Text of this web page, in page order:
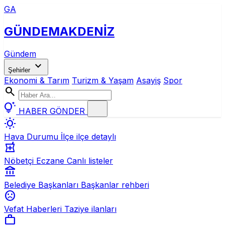
GA
GÜNDEMAKDENİZ
Gündem
Şehirler expand_more
Ekonomi & Tarım Turizm & Yaşam Asayiş Spor
search
tips_and_updates HABER GÖNDER
wb_sunny
Hava Durumu İlçe ilçe detaylı
local_pharmacy
Nöbetçi Eczane Canlı listeler
account_balance
Belediye Başkanları Başkanlar rehberi
sentiment_dissatisfied
Vefat Haberleri Taziye ilanları
work